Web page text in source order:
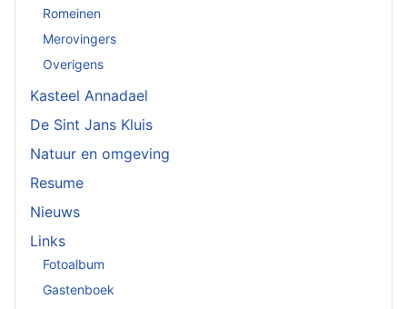
Romeinen
Merovingers
Overigens
Kasteel Annadael
De Sint Jans Kluis
Natuur en omgeving
Resume
Nieuws
Links
Fotoalbum
Gastenboek